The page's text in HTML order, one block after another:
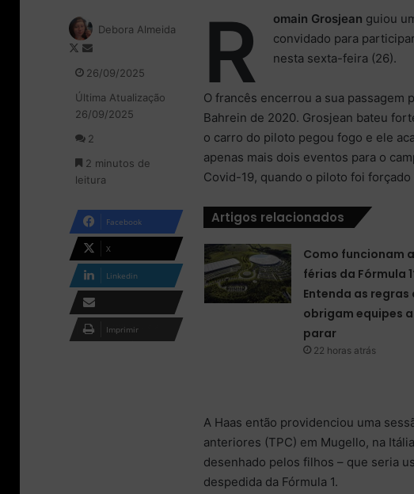
R omain Grosjean guiou
convidado para
nesta sexta-feira (26).
O francês encerrou a sua passagem
Bahrein de 2020. Grosjean bateu
o carro do piloto pegou fogo e ele
apenas mais dois eventos para o
Covid-19, quando o piloto foi forçado
Artigos relacionados
Como funcionam
férias da Fórmula
Entenda as regras
obrigam equipes a
parar
22 horas atrás
A Haas então providenciou uma
anteriores (TPC) em Mugello, na
desenhado pelos filhos – que seria
despedida da Fórmula 1.
Debora Almeida
F
l
o
n
X
d
e
e
-
i
l
26/09/2025
Última Atualização
26/09/2025
2
2 minutos de
leitura
Facebook
X
Linkedin
Compartilhar via e-
mail
Imprimir